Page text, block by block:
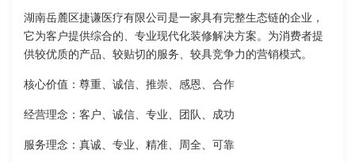
湖南岳麓区捷谦医疗有限公司是一家具有完整生态链的企业，
它为客户提供综合的、专业现代化装修解决方案。为消费者提
供较优质的产品、较贴切的服务、较具竞争力的营销模式。
核心价值：尊重、诚信、推崇、感恩、合作
经营理念：客户、诚信、专业、团队、成功
服务理念：真诚、专业、精准、周全、可靠